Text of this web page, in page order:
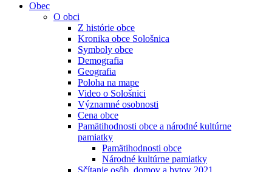
Obec
O obci
Z histórie obce
Kronika obce Sološnica
Symboly obce
Demografia
Geografia
Poloha na mape
Video o Sološnici
Významné osobnosti
Cena obce
Pamätihodnosti obce a národné kultúrne
pamiatky
Pamätihodnosti obce
Národné kultúrne pamiatky
Sčítanie osôb, domov a bytov 2021